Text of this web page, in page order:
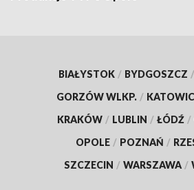
BIAŁYSTOK / BYDGOSZCZ /
GORZÓW WLKP. /
KRAKÓW / LUBLIN / ŁÓDŹ /
OPOLE / POZNAŃ /
SZCZECIN / WARSZAWA /